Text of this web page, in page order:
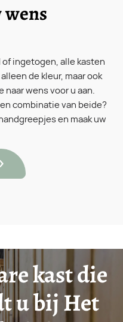
wens
ingetogen, alle kasten
de kleur, maar ook
naar wens voor u aan.
combinatie van beide?
en maak uw
kast die
u bij Het